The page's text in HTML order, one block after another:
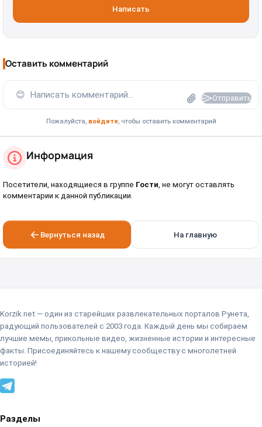
Написать
Оставить комментарий
😊 Написать комментарий... Отправить
Пожалуйста, войдите, чтобы оставить комментарий
Информация
Посетители, находящиеся в группе Гости, не могут оставлять
комментарии к данной публикации.
Вернуться назад На главную
Korzik.net — один из старейших развлекательных порталов Рунета,
радующий пользователей с 2003 года. Каждый день мы собираем
лучшие мемы, прикольные видео, жизненные истории и интересные
факты. Присоединяйтесь к нашему сообществу с многолетней
историей!
Разделы